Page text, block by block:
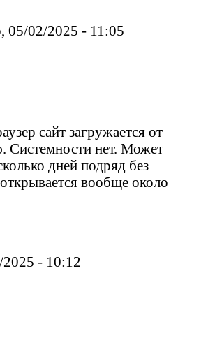
05/02/2025 - 11:05
сайт загружается от
Системности нет. Может
дней подряд без
вообще около
- 10:12